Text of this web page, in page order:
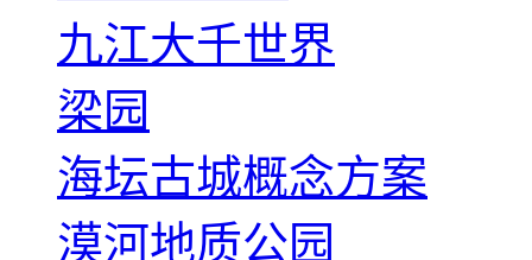
九江大千世界
梁园
海坛古城概念方案
漠河地质公园